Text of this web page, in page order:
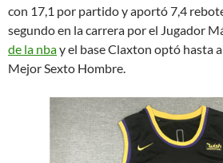
con 17,1 por partido y aportó 7,4
segundo en la carrera por el Jugador
de la nbay el base Claxton optó hasta
Mejor Sexto Hombre.